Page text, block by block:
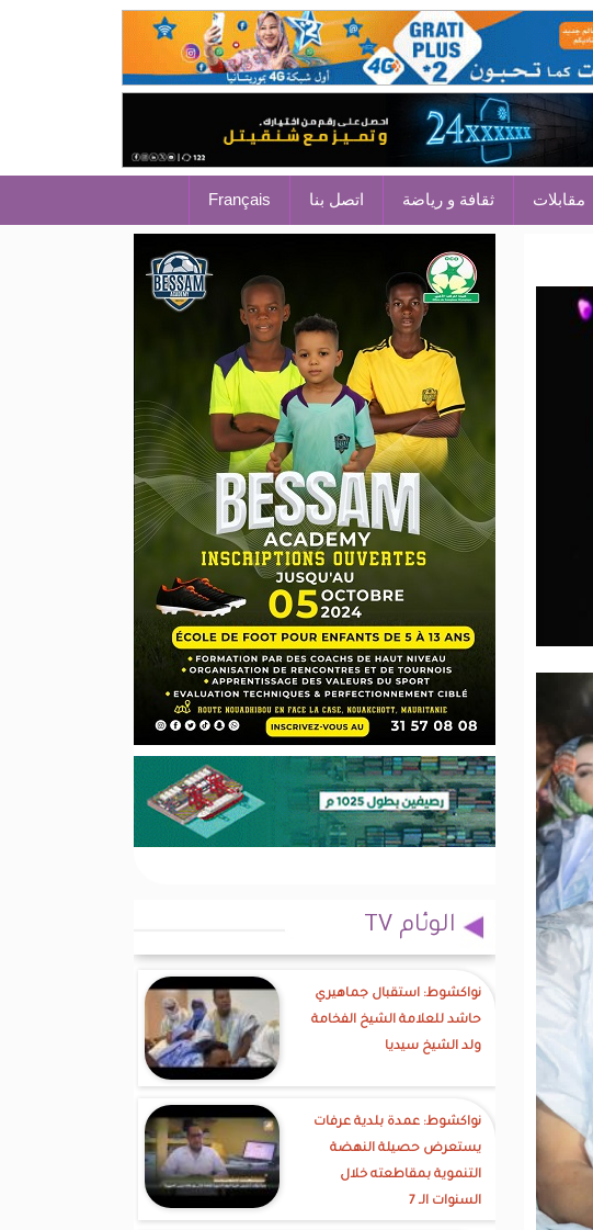
مقابلات ثقافة و رياضة اتصل بنا Français
الوئام TV
نواكشوط: استقبال جماهيري
حاشد للعلامة الشيخ الفخامة
ولد الشيخ سيديا
نواكشوط: عمدة بلدية عرفات
يستعرض حصيلة النهضة
التنموية بمقاطعته خلال
السنوات الـ 7